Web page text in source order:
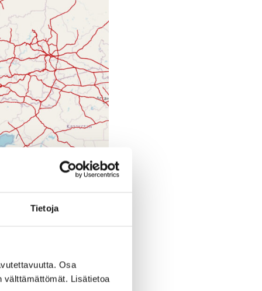
Tietoja
Osa
Lisätietoa